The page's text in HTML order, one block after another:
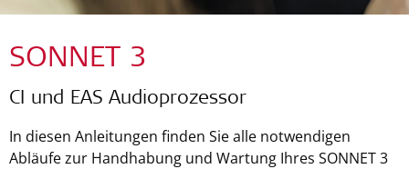
SONNET 3
CI und EAS Audioprozessor
In diesen Anleitungen finden Sie alle notwendigen
Abläufe zur Handhabung und Wartung Ihres SONNET 3